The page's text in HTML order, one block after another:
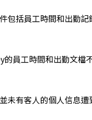
包括員工時間和出勤
員工時間和出勤文檔
未有客人的個人信息遭